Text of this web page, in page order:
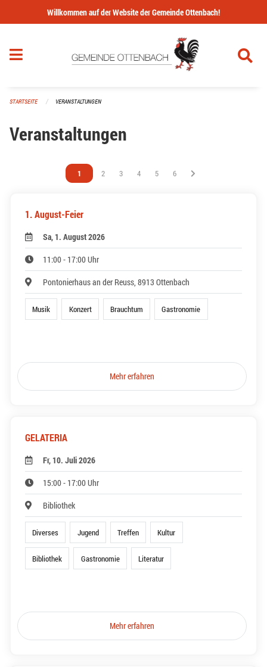
Navigation überspringen
Willkommen auf der Website der Gemeinde Ottenbach!
STARTSEITE VERANSTALTUNGEN
Veranstaltungen
Vous êtes sur la page
1 Vous êtes sur la page
2 Vous êtes sur la page
3 Vous êtes sur la page
4 Vous êtes sur la page
5 Vous êtes sur la page
6
1. August-Feier
Sa, 1. August 2026
11:00 - 17:00 Uhr
Pontonierhaus an der Reuss, 8913 Ottenbach
Musik Konzert Brauchtum Gastronomie
Mehr erfahren
GELATERIA
Fr, 10. Juli 2026
15:00 - 17:00 Uhr
Bibliothek
Diverses Jugend Treffen Kultur
Bibliothek Gastronomie Literatur
Mehr erfahren